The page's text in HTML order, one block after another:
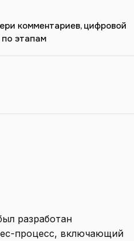
комментариев, цифровой
этапам
разработан
процесс, включающий